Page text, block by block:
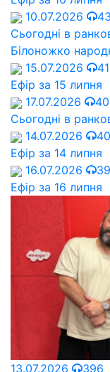
10.07.2026
Сьогодні в
Білоножко
15.07.2026
Ефір за 15 липня
17.07.2026
Сьогодні в
14.07.2026
Ефір за 14 липня
16.07.2026
Ефір за 16 липня
13.07.2026
396